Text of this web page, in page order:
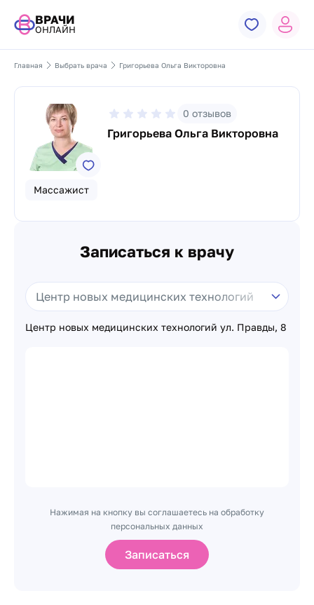
ВРАЧИ
ОНЛАЙН
Главная Выбрать врача Григорьева Ольга Викторовна
0 отзывов
Григорьева Ольга Викторовна
Массажист
Записаться к врачу
Центр новых медицинских технологий ул. Правды, 8
Нажимая на кнопку вы соглашаетесь на обработку
персональных данных
Записаться